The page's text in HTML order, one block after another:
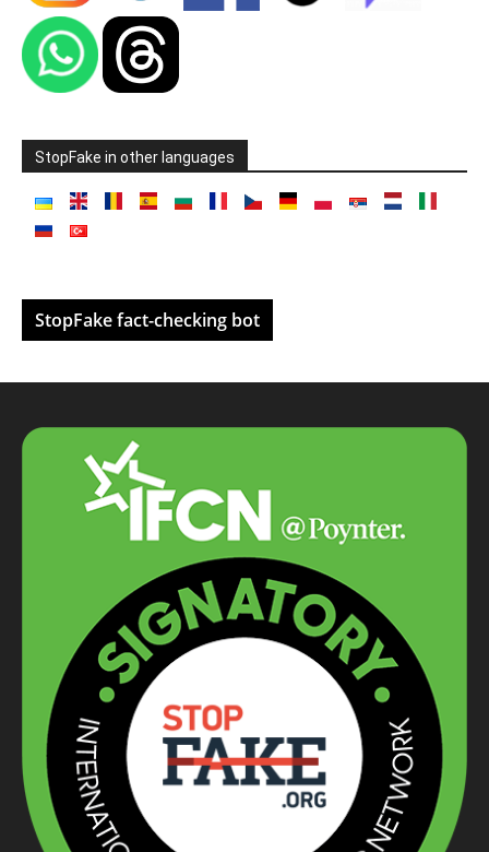
StopFake in other languages
StopFake fact-checking bot